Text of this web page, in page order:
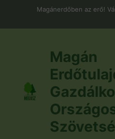
Magánerdőben az erő!
Magán